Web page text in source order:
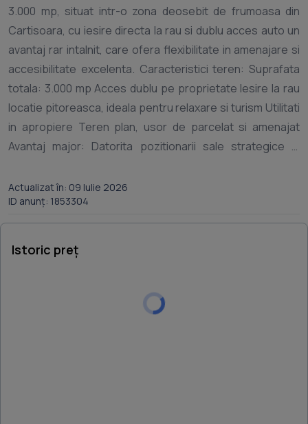
3.000 mp, situat intr-o zona deosebit de frumoasa din
Cartisoara, cu iesire directa la rau si dublu acces auto un
avantaj rar intalnit, care ofera flexibilitate in amenajare si
accesibilitate excelenta. Caracteristici teren: Suprafata
totala: 3.000 mp Acces dublu pe proprietate Iesire la rau
locatie pitoreasca, ideala pentru relaxare si turism Utilitati
in apropiere Teren plan, usor de parcelat si amenajat
Avantaj major: Datorita pozitionarii sale strategice si
pentru dezvoltari turistice precum cabane de vacanta,
pensiuni sau case de oaspeti. Privelistea catre Muntii
Fagaras si linistea zonei transforma aceasta proprietate
intr-o investitie cu potential excelent pe termen lung.
Pentru mai multe detalii si vizionari, precizati telefonic ca
Actualizat în: 09 Iulie 2026
ID anunț: 1853304
Istoric preț